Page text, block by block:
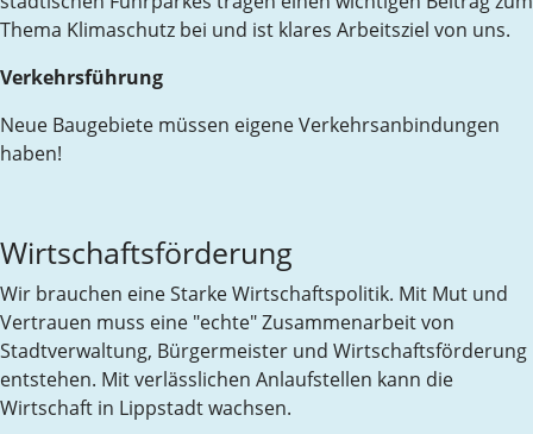
Thema Klimaschutz bei und ist klares Arbeitsziel von uns.
Verkehrsführung
Neue Baugebiete müssen eigene Verkehrsanbindungen
haben!
Wirtschaftsförderung
Wir brauchen eine Starke Wirtschaftspolitik. Mit Mut und
Vertrauen muss eine "echte" Zusammenarbeit von
Stadtverwaltung, Bürgermeister und Wirtschaftsförderung
entstehen. Mit verlässlichen Anlaufstellen kann die
Wirtschaft in Lippstadt wachsen.